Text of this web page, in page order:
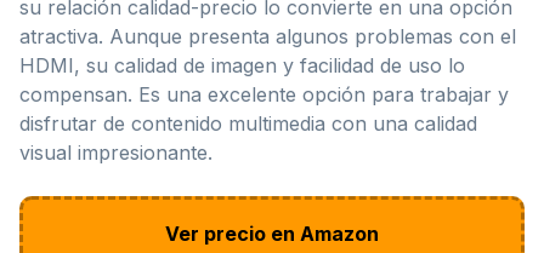
su relación calidad-precio lo convierte en una opción
atractiva. Aunque presenta algunos problemas con el
HDMI, su calidad de imagen y facilidad de uso lo
compensan. Es una excelente opción para trabajar y
disfrutar de contenido multimedia con una calidad
visual impresionante.
Ver precio en Amazon